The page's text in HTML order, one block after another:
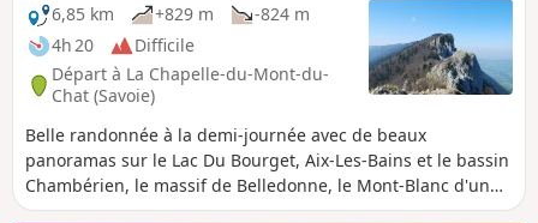
6,85 km
+829 m
-824 m
4h 20
Difficile
Départ à La Chapelle-du-Mont-du-
Chat (Savoie)
Belle randonnée à la demi-journée avec de beaux
panoramas sur le Lac Du Bourget, Aix-Les-Bains et le bassin
Chambérien, le massif de Belledonne, le Mont-Blanc d'un
côté, et de l'autre, sur l'avant pays Savoyard (Yenne, Belley,